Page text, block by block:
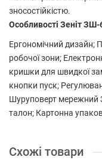
зносостійкістю.
Особливості Зеніт ЗШ-
Ергономічний дизайн;
робочої зони;
кришки для швидкої
кнопки пуск;
Шуруповерт мережний
талон; Картонна
Схожі товари